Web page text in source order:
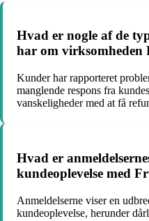
Hvad er nogle af de
har om virksomheden
Kunder har rapporteret
manglende respons fra
vanskeligheder med at få
Hvad er
kundeoplevelse med
Anmeldelserne viser en
kundeoplevelse, herunder